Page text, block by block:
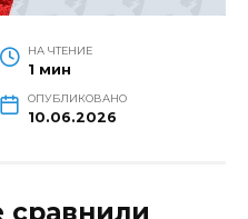
НА ЧТЕНИЕ
1 мин
ОПУБЛИКОВАНО
10.06.2026
сравнили